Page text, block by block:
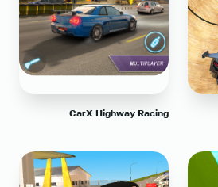
CarX Highway Racing